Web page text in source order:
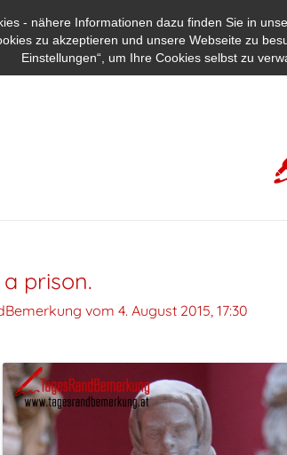
- nähere Informationen dazu finden Sie in
zu akzeptieren und unsere Webseite zu
Einstellungen“, um Ihre Cookies selbst zu
prison.
vom 4. August 2015, 17:30